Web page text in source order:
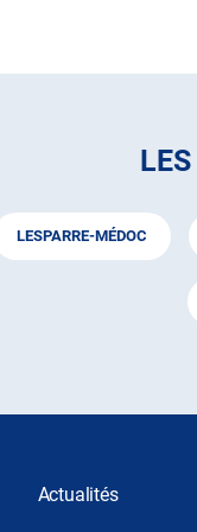
LESPARRE-MÉDOC
Actualités